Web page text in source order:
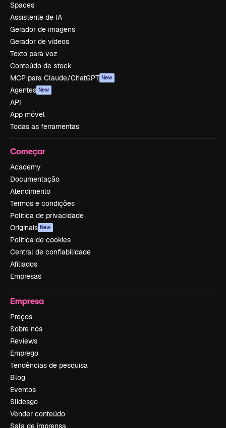
Spaces
Assistente de IA
Gerador de imagens
Gerador de vídeos
Texto para voz
Conteúdo de stock
MCP para Claude/ChatGPT New
Agentes New
API
App móvel
Todas as ferramentas
Começar
Academy
Documentação
Atendimento
Termos e condições
Política de privacidade
Originais New
Política de cookies
Central de confiabilidade
Afiliados
Empresas
Empresa
Preços
Sobre nós
Reviews
Emprego
Tendências de pesquisa
Blog
Eventos
Slidesgo
Vender conteúdo
Sala de imprensa